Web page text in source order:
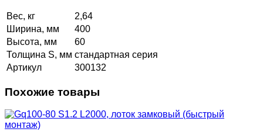
Вес, кг
2,64
Ширина, мм
400
Высота, мм
60
Толщина S, мм стандартная серия
Артикул
300132
Похожие товары